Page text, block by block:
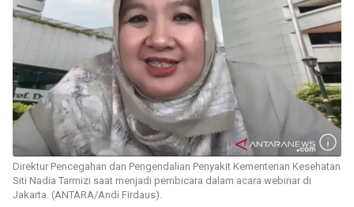
Direktur Pencegahan dan Pengendalian Penyakit Kementerian Kesehatan
Siti Nadia Tarmizi saat menjadi pembicara dalam acara webinar di
Jakarta. (ANTARA/Andi Firdaus).